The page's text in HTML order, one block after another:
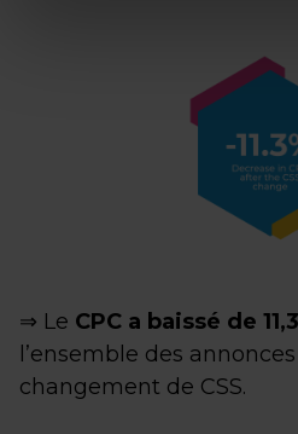
⇒ Le CPC a baissé de
l’ensemble des
changement de CSS.